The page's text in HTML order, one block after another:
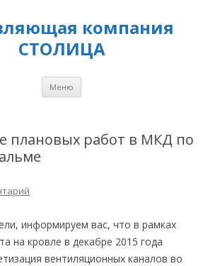
компания
СТОЛИЦА
Меню
плановых работ в МКД по
информируем вас, что в рамках
на кровле в декабре 2015 года
вентиляционных каналов во